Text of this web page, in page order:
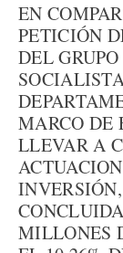
EN
PETICIÓN
DEL
MARCO DE
LLEVAR A
MILLONES